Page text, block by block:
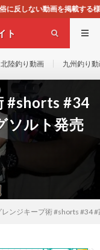
けておりますが、も
ト
北陸釣り動画 九州釣り
#shorts #34
ソルト発売
レンジキープ術 #shorts #34